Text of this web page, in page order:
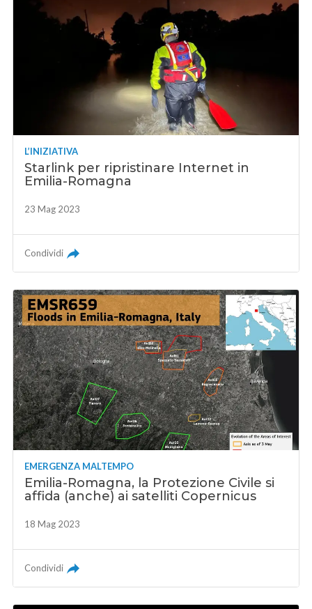
L’INIZIATIVA
Starlink per ripristinare Internet in
Emilia-Romagna
23 Mag 2023
Condividi
EMERGENZA MALTEMPO
Emilia-Romagna, la Protezione Civile si
affida (anche) ai satelliti Copernicus
18 Mag 2023
Condividi